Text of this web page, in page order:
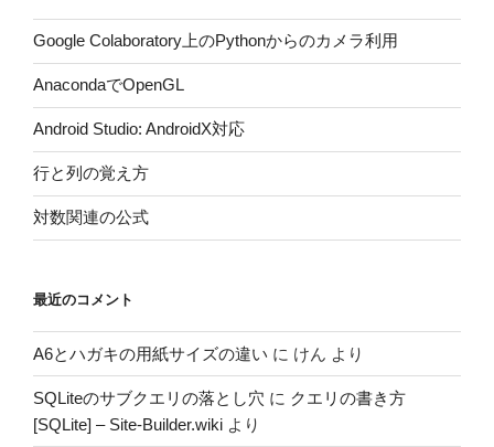
Google Colaboratory上のPythonからのカメラ利用
AnacondaでOpenGL
Android Studio: AndroidX対応
行と列の覚え方
対数関連の公式
最近のコメント
A6とハガキの用紙サイズの違い に けん より
SQLiteのサブクエリの落とし穴 に クエリの書き方
[SQLite] – Site-Builder.wiki より